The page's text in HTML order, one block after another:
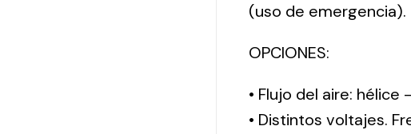
(uso de emergencia).
OPCIONES:
• Flujo del aire: hélice
• Distintos voltajes.